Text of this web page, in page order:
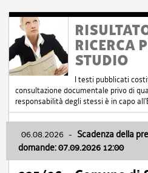
RICERCA
STUDIO
I testi pubblicati
consultazione documentale privo di
responsabilità degli stessi è in capo
06.08.2026 - Scadenza della
domande: 07.09.2026 12:00